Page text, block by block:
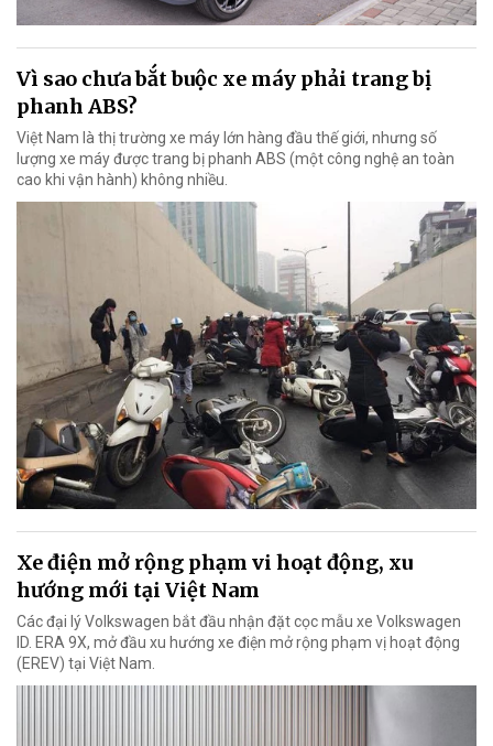
Vì sao chưa bắt buộc xe máy phải trang bị
phanh ABS?
Việt Nam là thị trường xe máy lớn hàng đầu thế giới, nhưng số
lượng xe máy được trang bị phanh ABS (một công nghệ an toàn
cao khi vận hành) không nhiều.
Xe điện mở rộng phạm vi hoạt động, xu
hướng mới tại Việt Nam
Các đại lý Volkswagen bắt đầu nhận đặt cọc mẫu xe Volkswagen
ID. ERA 9X, mở đầu xu hướng xe điện mở rộng phạm vị hoạt động
(EREV) tại Việt Nam.